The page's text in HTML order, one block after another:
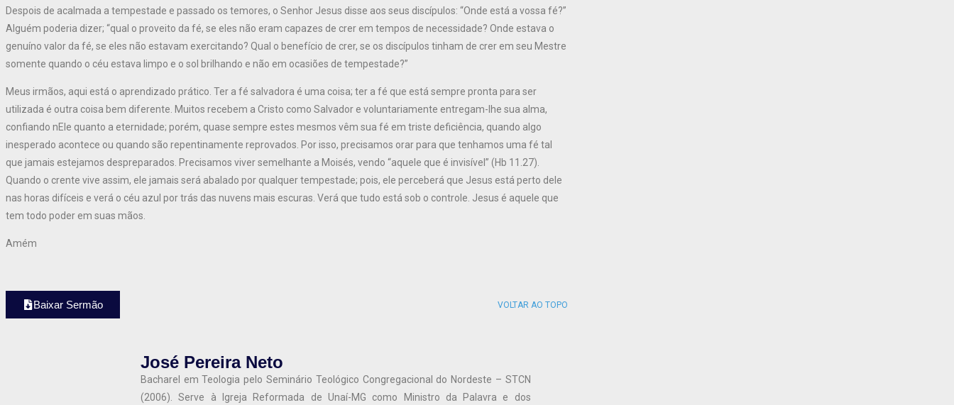
Despois de acalmada a tempestade e passado os temores, o Senhor Jesus disse aos seus discípulos: “Onde está a vossa fé?”
Alguém poderia dizer; “qual o proveito da fé, se eles não eram capazes de crer em tempos de necessidade? Onde estava o
genuíno valor da fé, se eles não estavam exercitando? Qual o benefício de crer, se os discípulos tinham de crer em seu Mestre
somente quando o céu estava limpo e o sol brilhando e não em ocasiões de tempestade?”
Meus irmãos, aqui está o aprendizado prático. Ter a fé salvadora é uma coisa; ter a fé que está sempre pronta para ser
utilizada é outra coisa bem diferente. Muitos recebem a Cristo como Salvador e voluntariamente entregam-lhe sua alma,
confiando nEle quanto a eternidade; porém, quase sempre estes mesmos vêm sua fé em triste deficiência, quando algo
inesperado acontece ou quando são repentinamente reprovados. Por isso, precisamos orar para que tenhamos uma fé tal
que jamais estejamos despreparados. Precisamos viver semelhante a Moisés, vendo “aquele que é invisível” (Hb 11.27).
Quando o crente vive assim, ele jamais será abalado por qualquer tempestade; pois, ele perceberá que Jesus está perto dele
nas horas difíceis e verá o céu azul por trás das nuvens mais escuras. Verá que tudo está sob o controle. Jesus é aquele que
tem todo poder em suas mãos.
Amém
Baixar Sermão VOLTAR AO TOPO
José Pereira Neto
Bacharel em Teologia pelo Seminário Teológico Congregacional do Nordeste – STCN
(2006). Serve à Igreja Reformada de Unaí-MG como Ministro da Palavra e dos